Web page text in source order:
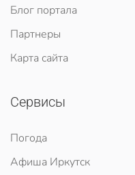
Блог портала
Партнеры
Карта сайта
Сервисы
Погода
Афиша Иркутск